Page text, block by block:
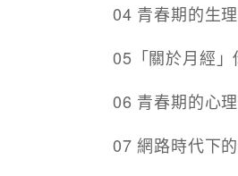
04 青春期的生
05「關於月經
06 青春期的心
07 網路時代下